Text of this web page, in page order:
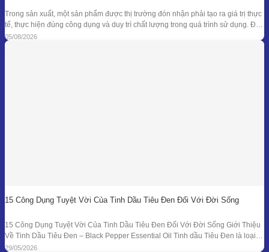
Trong sản xuất, một sản phẩm được thị trường đón nhận phải tạo ra giá trị thực
tế, thực hiện đúng công dụng và duy trì chất lượng trong quá trình sử dụng. Để
đạt được kết quả đó, doanh nghiệp cần kiểm soát đồng bộ từ mục tiêu nghiên
cứu, nguyên liệu, công thức
05/08/2026
15 Công Dụng Tuyệt Vời Của Tinh Dầu Tiêu Đen Đối Với Đời Sống
15 Công Dụng Tuyệt Vời Của Tinh Dầu Tiêu Đen Đối Với Đời Sống Giới Thiệu
Về Tinh Dầu Tiêu Đen – Black Pepper Essential Oil Tinh dầu Tiêu Đen là loại
tinh dầu thiên nhiên được chiết xuất từ quả của cây Tiêu Đen (Piper nigrum)
29/05/2026